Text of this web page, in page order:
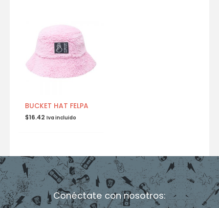
BUCKET HAT FELPA
$16.42 Iva incluido
Conéctate con nosotros: